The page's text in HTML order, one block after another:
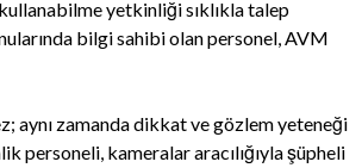
yetkinliği sıklıkla talep
bilgi sahibi olan personel, AVM
aynı zamanda dikkat ve gözlem yeteneği
personeli, kameralar aracılığıyla şüpheli